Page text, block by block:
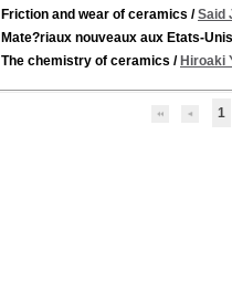
Friction and wear of ceramics /Said
Mate?riaux nouveaux aux Etats-Unis
The chemistry of ceramics / Hiroaki
1